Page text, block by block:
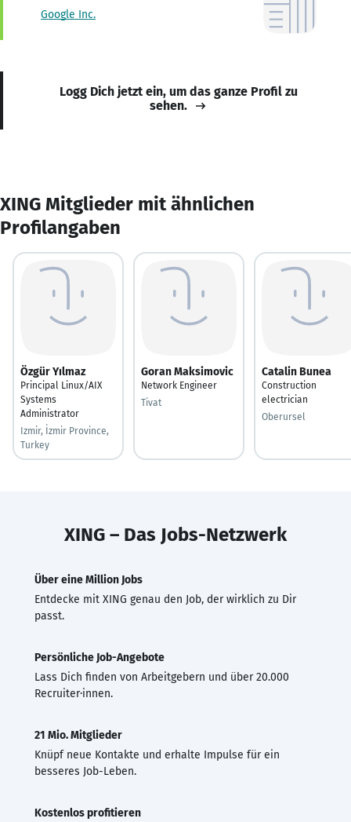
Google Inc.
Logg Dich jetzt ein, um das ganze Profil zu
sehen.
XING Mitglieder mit ähnlichen
Profilangaben
Özgür Yılmaz
Principal Linux/AIX
Systems
Administrator
Izmir, İzmir Province,
Turkey
Goran Maksimovic
Network Engineer
Tivat
Catalin Bunea
Construction
electrician
Oberursel
XING – Das Jobs-Netzwerk
Über eine Million Jobs
Entdecke mit XING genau den Job, der wirklich zu Dir
passt.
Persönliche Job-Angebote
Lass Dich finden von Arbeitgebern und über 20.000
Recruiter·innen.
21 Mio. Mitglieder
Knüpf neue Kontakte und erhalte Impulse für ein
besseres Job-Leben.
Kostenlos profitieren